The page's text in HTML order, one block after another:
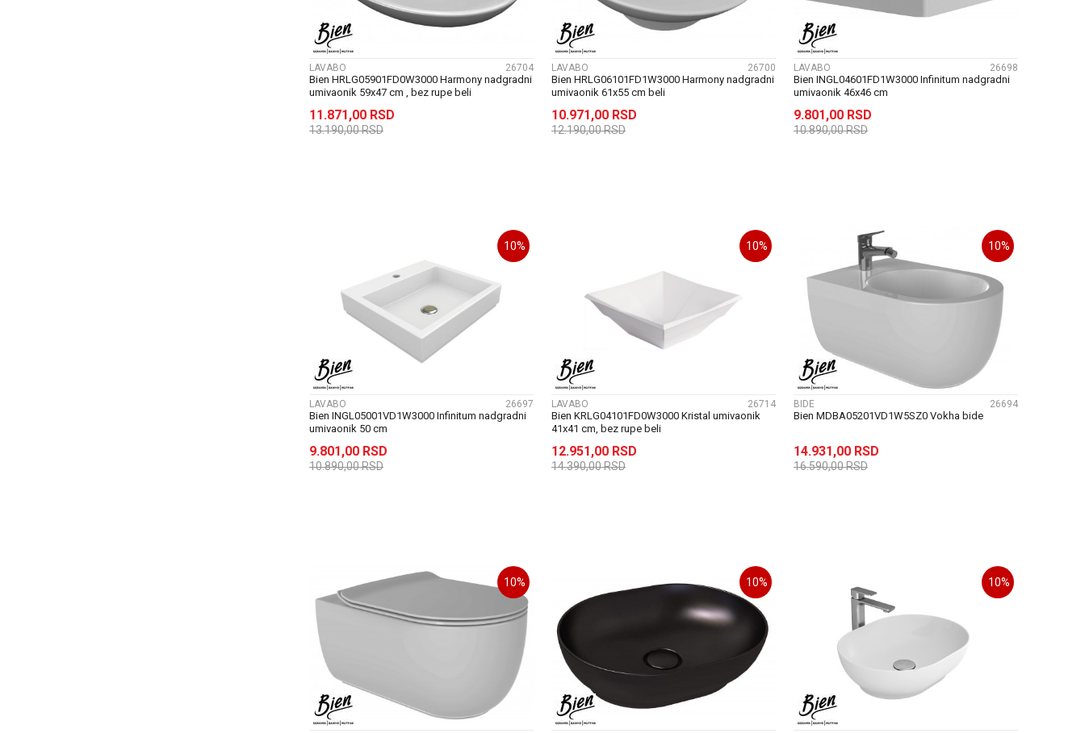
LAVABO 26704
Bien HRLG05901FD0W3000 Harmony nadgradni
umivaonik 59x47 cm , bez rupe beli
11.871,00 RSD
13.190,00RSD
LAVABO 26700
Bien HRLG06101FD1W3000 Harmony nadgradni
umivaonik 61x55 cm beli
10.971,00 RSD
12.190,00RSD
LAVABO 26698
Bien INGL04601FD1W3000 Infinitum nadgradni
umivaonik 46x46 cm
9.801,00 RSD
10.890,00RSD
UPOREDI
10%
LAVABO 26697
Bien INGL05001VD1W3000 Infinitum nadgradni
umivaonik 50 cm
9.801,00 RSD
10.890,00RSD
10%
LAVABO 26714
Bien KRLG04101FD0W3000 Kristal umivaonik
41x41 cm, bez rupe beli
12.951,00 RSD
14.390,00RSD
10%
BIDE 26694
Bien MDBA05201VD1W5SZ0 Vokha bide
14.931,00 RSD
16.590,00RSD
10% 10% 10%